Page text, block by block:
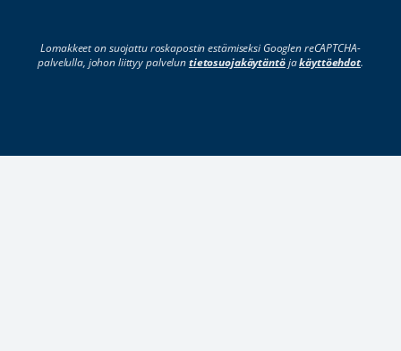
Lomakkeet on suojattu roskapostin estämiseksi Googlen reCAPTCHA-
palvelulla, johon liittyy palveluntietosuojakäytäntöjakäyttöehdot.